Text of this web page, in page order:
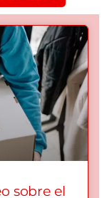
sobre el